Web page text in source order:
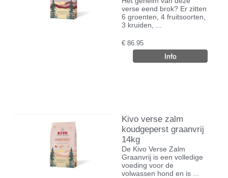
verse eend brok? Er zitten
6 groenten, 4 fruitsoorten,
3 kruiden, ...
€ 86.95
Kivo verse zalm
koudgeperst graanvrij
14kg
De Kivo Verse Zalm
Graanvrij is een volledige
voeding voor de
volwassen hond en is ...